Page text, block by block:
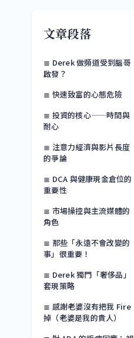
文章段落
≣ Derek 做頻道受到腦哥
啟發？
≣ 快速致富的心態危險
≣ 投資的核心——時間與
耐心
≣ 注意力經濟與影片長度
的爭論
≣ DCA 與健康現金倉位的
重要性
≣ 市場操控與主流媒體的
角色
≣ 那些「永遠不會改變的
事」很重要！
≣ Derek 獨門「奢侈品」
套現策略
≣ 感謝老婆沒有把我 Fire
掉（老婆是我的貴人）